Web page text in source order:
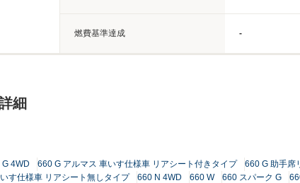
燃費基準達成 -
細
4WD 660 G アルマス 車いす仕様車 リアシート付きタイプ
660 G 助手席
す仕様車 リアシート無しタイプ 660 N 4WD 660 W 660 スパーク G